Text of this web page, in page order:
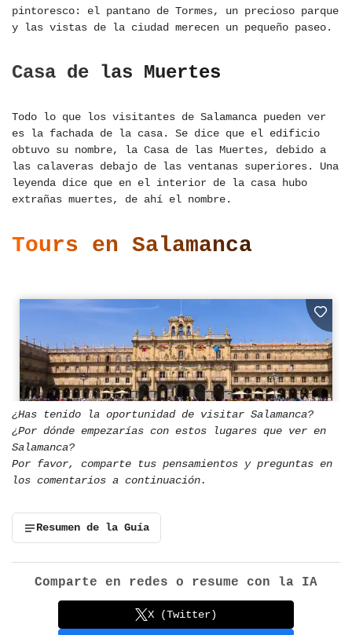
pintoresco: el pantano de Tormes, un precioso parque
y las vistas de la ciudad merecen un pequeño paseo.
Casa de las Muertes
Todo lo que los visitantes de Salamanca pueden ver
es la fachada de la casa. Se dice que el edificio
obtuvo su nombre, la Casa de las Muertes, debido a
las calaveras debajo de las ventanas superiores. Una
leyenda dice que en el interior de la casa hubo
extrañas muertes, de ahí el nombre.
Tours en Salamanca
¿Has tenido la oportunidad de visitar Salamanca?
¿Por dónde empezarías con estos lugares que ver en
Salamanca?
Por favor, comparte tus pensamientos y preguntas en
los comentarios a continuación.
Resumen de la Guía
Comparte en redes o resume con la IA
X (Twitter)